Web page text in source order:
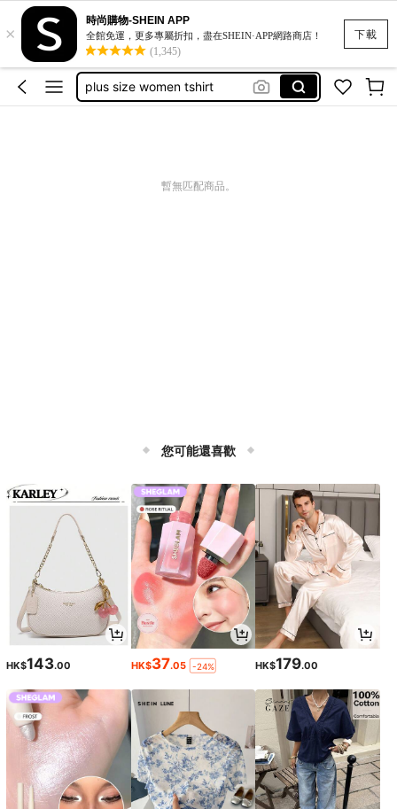
下載
×
時尚購物-SHEIN APP
全館免運，更多專屬折扣，盡在SHEIN·APP網路商店！
(1,345)
lace shirts
glider
plus size women tshirt
暫無匹配商品。
您可能還喜歡
HK$143.00 HK$37.05 -24% HK$179.00